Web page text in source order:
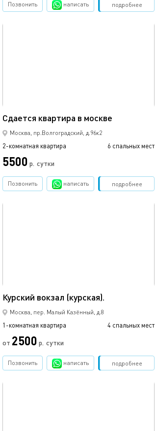
подробнее
Позвонить написать Забронировать
Сдается квaртирa в москве
Москва, пр.Волгоградский, д.96к2
2-комнатная квартира 6 спальных мест
5500 р. сутки
подробнее
Позвонить написать Забронировать
Курский вокзал (курская).
Москва, пер. Малый Казённый, д.8
1-комнатная квартира 4 спальных мест
от 2500 р. сутки
подробнее
Позвонить написать Забронировать